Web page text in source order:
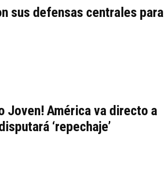
sus defensas centrales para
Joven! América va directo a
‘repechaje’